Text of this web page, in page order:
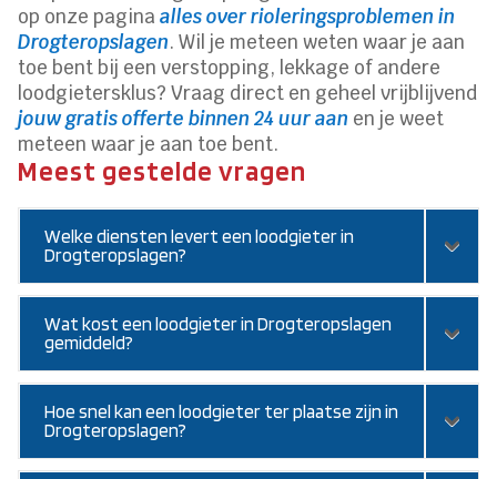
op onze paginaalles over rioleringsproblemen in
Drogteropslagen. Wil je meteen weten waar je aan
toe bent bij een verstopping, lekkage of andere
loodgietersklus? Vraag direct en geheel vrijblijvend
jouw gratis offerte binnen 24 uur aan en je weet
meteen waar je aan toe bent.
Meest gestelde vragen
Welke diensten levert een loodgieter in
Drogteropslagen?
Wat kost een loodgieter in Drogteropslagen
gemiddeld?
Hoe snel kan een loodgieter ter plaatse zijn in
Drogteropslagen?